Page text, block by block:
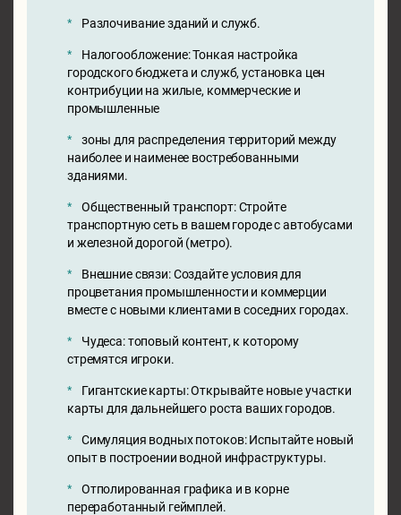
Разлочивание зданий и служб.
Налогообложение: Тонкая настройка
городского бюджета и служб, установка цен
контрибуции на жилые, коммерческие и
промышленные
зоны для распределения территорий между
наиболее и наименее востребованными
зданиями.
Общественный транспорт: Стройте
транспортную сеть в вашем городе с автобусами
и железной дорогой (метро).
Внешние связи: Создайте условия для
процветания промышленности и коммерции
вместе с новыми клиентами в соседних городах.
Чудеса: топовый контент, к которому
стремятся игроки.
Гигантские карты: Открывайте новые участки
карты для дальнейшего роста ваших городов.
Симуляция водных потоков: Испытайте новый
опыт в построении водной инфраструктуры.
Отполированная графика и в корне
переработанный геймплей.